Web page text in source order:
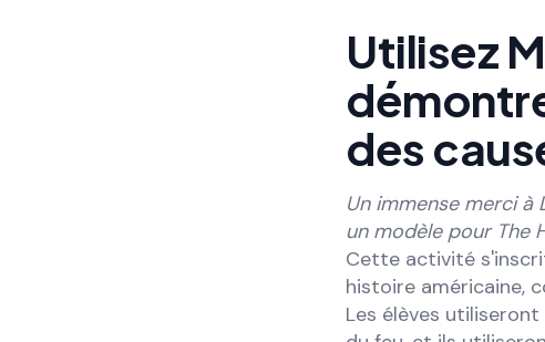
Utilisez
des
Un immense merci à
un modèle pour The
Cette activité
histoire américaine,
Les élèves